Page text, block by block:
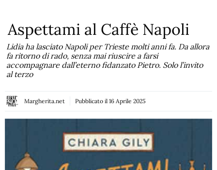
Aspettami al Caffè Napoli
Lidia ha lasciato Napoli per Trieste molti anni fa. Da allora
fa ritorno di rado, senza mai riuscire a farsi
accompagnare dall’eterno fidanzato Pietro. Solo l’invito
al terzo
Margherita.net Pubblicato il 16 Aprile 2025